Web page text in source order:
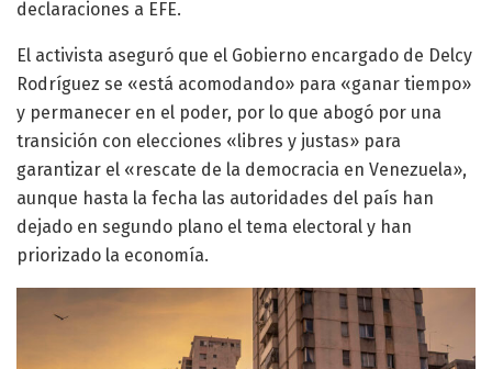
declaraciones a EFE.
El activista aseguró que el Gobierno encargado de Delcy
Rodríguez se «está acomodando» para «ganar tiempo»
y permanecer en el poder, por lo que abogó por una
transición con elecciones «libres y justas» para
garantizar el «rescate de la democracia en Venezuela»,
aunque hasta la fecha las autoridades del país han
dejado en segundo plano el tema electoral y han
priorizado la economía.